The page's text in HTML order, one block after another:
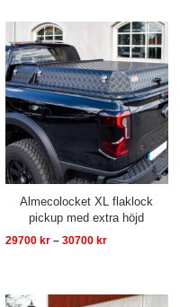
Almecolocket XL flaklock
pickup med extra höjd
29700 kr – 30700 kr
Prisintervall:
29700 kr
till
30700 kr